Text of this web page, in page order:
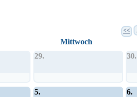
<<
Mittwoch
29. 30.
5. 6.